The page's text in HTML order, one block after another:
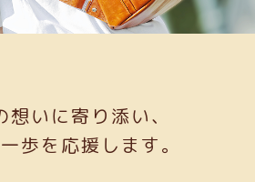
想いに寄り添い、
歩を応援します。